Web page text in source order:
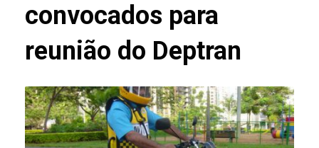
convocados para
reunião do Deptran